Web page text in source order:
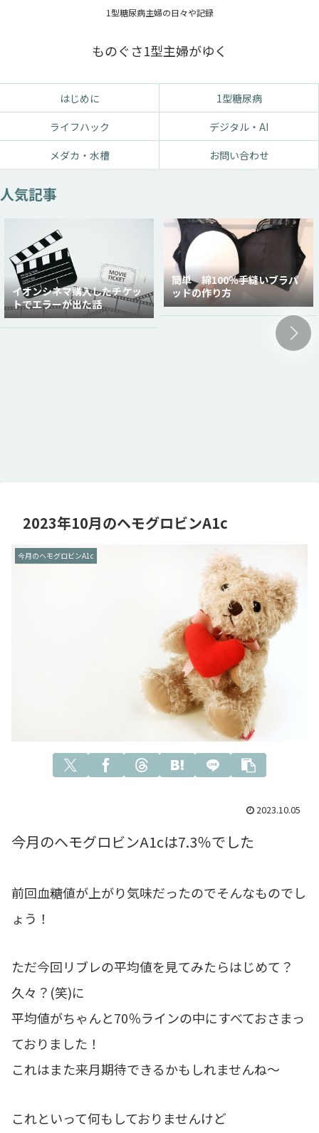
1型糖尿病主婦の日々や記録
ものぐさ1型主婦がゆく
はじめに
1型糖尿病
ライフハック
デジタル・AI
メダカ・水槽
お問い合わせ
人気記事
イオンシネマ購入したチケッ
トでエラーが出た話
簡単 綿100％手縫いブラパ
ッドの作り方
2023年10月のヘモグロビンA1c
今月のヘモグロビンA1c
2023.10.05
今月のヘモグロビンA1cは7.3％でした
前回血糖値が上がり気味だったのでそんなものでし
ょう！
ただ今回リブレの平均値を見てみたらはじめて？
久々？(笑)に
平均値がちゃんと70％ラインの中にすべておさまっ
ておりました！
これはまた来月期待できるかもしれませんね～
これといって何もしておりませんけど